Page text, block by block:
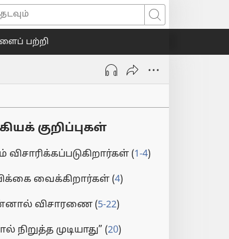
தேடவும்
பற்றி
குறிப்புகள்
(1-4)
வைக்கிறார்கள் (4)
விசாரணை (5-22)
முடியாது” (20)